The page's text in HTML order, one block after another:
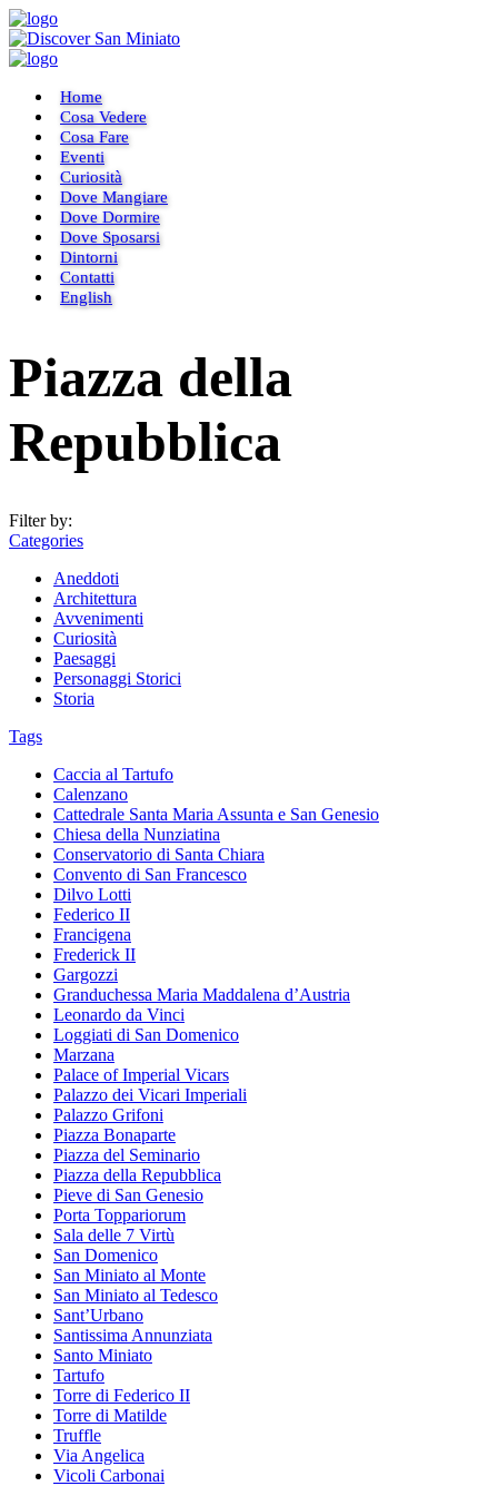
Home
Cosa Vedere
Cosa Fare
Eventi
Curiosità
Dove Mangiare
Dove Dormire
Dove Sposarsi
Dintorni
Contatti
English
Piazza della
Repubblica
Filter by:
Categories
Aneddoti
Architettura
Avvenimenti
Curiosità
Paesaggi
Personaggi Storici
Storia
Tags
Caccia al Tartufo
Calenzano
Cattedrale Santa Maria Assunta e San Genesio
Chiesa della Nunziatina
Conservatorio di Santa Chiara
Convento di San Francesco
Dilvo Lotti
Federico II
Francigena
Frederick II
Gargozzi
Granduchessa Maria Maddalena d’Austria
Leonardo da Vinci
Loggiati di San Domenico
Marzana
Palace of Imperial Vicars
Palazzo dei Vicari Imperiali
Palazzo Grifoni
Piazza Bonaparte
Piazza del Seminario
Piazza della Repubblica
Pieve di San Genesio
Porta Toppariorum
Sala delle 7 Virtù
San Domenico
San Miniato al Monte
San Miniato al Tedesco
Sant’Urbano
Santissima Annunziata
Santo Miniato
Tartufo
Torre di Federico II
Torre di Matilde
Truffle
Via Angelica
Vicoli Carbonai